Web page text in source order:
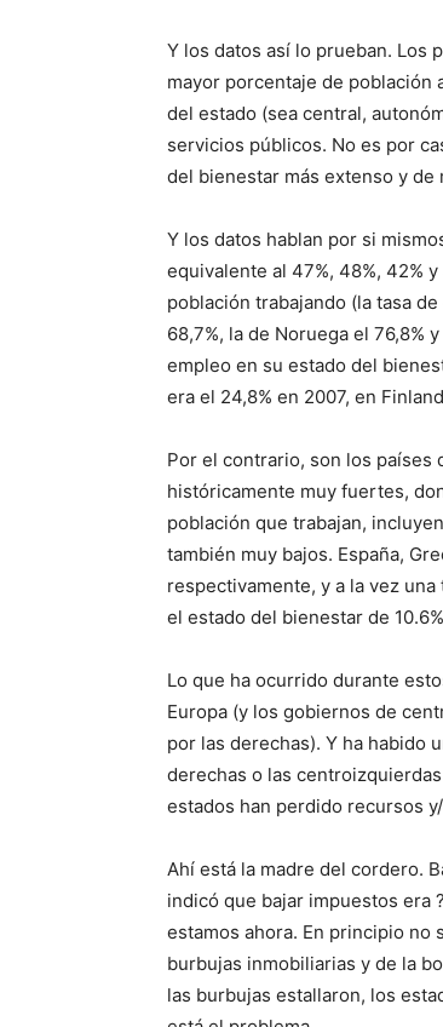
Y los datos así lo prueban. Los
mayor porcentaje de población
del estado (sea central,
servicios públicos. No es por
del bienestar más extenso y de
Y los datos hablan por si
equivalente al 47%, 48%, 42%
población trabajando (la tasa
68,7%, la de Noruega el 76,8%
empleo en su estado del
era el 24,8% en 2007, en
Por el contrario, son los países
históricamente muy fuertes,
población que trabajan,
también muy bajos. España,
respectivamente, y a la vez una
el estado del bienestar de
Lo que ha ocurrido durante
Europa (y los gobiernos de
por las derechas). Y ha habido
derechas o las
estados han perdido recursos
Ahí está la madre del cordero.
indicó que bajar impuestos era
estamos ahora. En principio no
burbujas inmobiliarias y de la
las burbujas estallaron, los